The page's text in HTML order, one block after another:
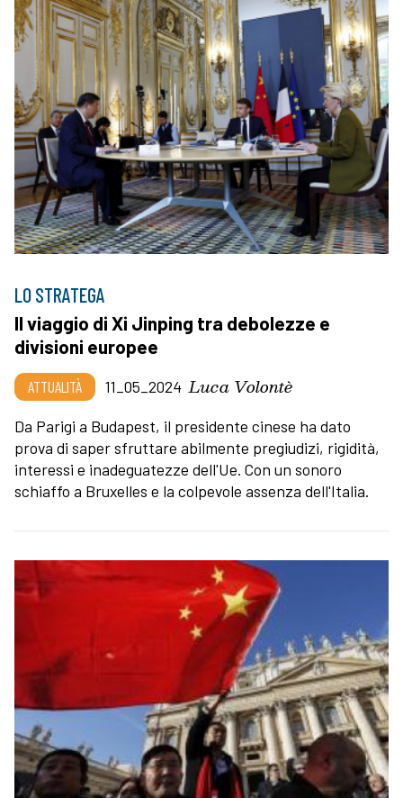
LO STRATEGA
Il viaggio di Xi Jinping tra debolezze e
divisioni europee
ATTUALITÀ 11_05_2024 Luca Volontè
Da Parigi a Budapest, il presidente cinese ha dato
prova di saper sfruttare abilmente pregiudizi, rigidità,
interessi e inadeguatezze dell'Ue. Con un sonoro
schiaffo a Bruxelles e la colpevole assenza dell'Italia.